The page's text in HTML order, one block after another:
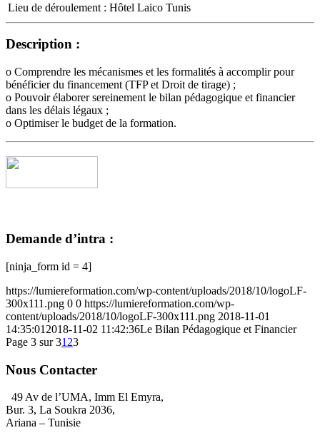
Lieu de déroulement : Hôtel Laico Tunis
Description :
o Comprendre les mécanismes et les formalités à accomplir pour
bénéficier du financement (TFP et Droit de tirage) ;
o Pouvoir élaborer sereinement le bilan pédagogique et financier
dans les délais légaux ;
o Optimiser le budget de la formation.
Demande d’intra :
[ninja_form id = 4]
https://lumiereformation.com/wp-content/uploads/2018/10/logoLF-
300x111.png 0 0 https://lumiereformation.com/wp-
content/uploads/2018/10/logoLF-300x111.png 2018-11-01
14:35:01 2018-11-02 11:42:36Le Bilan Pédagogique et Financier
Page 3 sur 31 23
Nous Contacter
49 Av de l’UMA, Imm El Emyra,
Bur. 3, La Soukra 2036,
Ariana – Tunisie